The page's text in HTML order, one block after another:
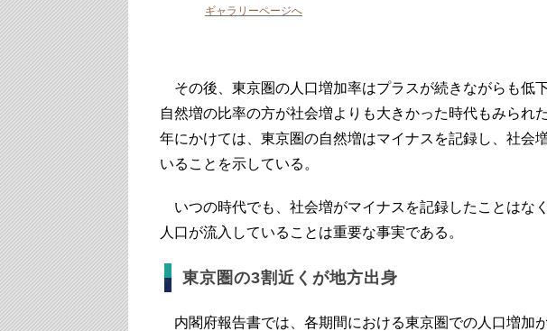
ギャラリーページへ
その後、東京圏の人口増加率はプラスが続きながらも低
自然増の比率の方が社会増よりも大きかった時代もみられ
年にかけては、東京圏の自然増はマイナスを記録し、社会
いることを示している。
いつの時代でも、社会増がマイナスを記録したことはな
人口が流入していることは重要な事実である。
東京圏の3割近くが地方出身
内閣府報告書では、各期間における東京圏での人口増加